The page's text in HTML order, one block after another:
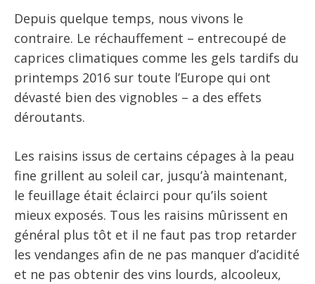
Depuis quelque temps, nous vivons le
contraire. Le réchauffement – entrecoupé de
caprices climatiques comme les gels tardifs du
printemps 2016 sur toute l’Europe qui ont
dévasté bien des vignobles – a des effets
déroutants.
Les raisins issus de certains cépages à la peau
fine grillent au soleil car, jusqu’à maintenant,
le feuillage était éclairci pour qu’ils soient
mieux exposés. Tous les raisins mûrissent en
général plus tôt et il ne faut pas trop retarder
les vendanges afin de ne pas manquer d’acidité
et ne pas obtenir des vins lourds, alcooleux,